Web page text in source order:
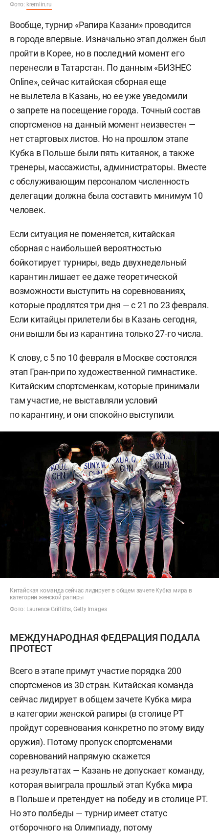
Фото: kremlin.ru
Вообще, турнир «Рапира Казани» проводится
в городе впервые. Изначально этап должен был
пройти в Корее, но в последний момент его
перенесли в Татарстан. По данным «БИЗНЕС
Online», сейчас китайская сборная еще
не вылетела в Казань, но ее уже уведомили
о запрете на посещение города. Точный состав
спортсменов на данный момент неизвестен —
нет стартовых листов. Но на прошлом этапе
Кубка в Польше были пять китаянок, а также
тренеры, массажисты, администраторы. Вместе
с обслуживающим персоналом численность
делегации должна была составить минимум 10
человек.
Если ситуация не поменяется, китайская
сборная с наибольшей вероятностью
бойкотирует турниры, ведь двухнедельный
карантин лишает ее даже теоретической
возможности выступить на соревнованиях,
которые продлятся три дня — с 21 по 23 февраля.
Если китайцы прилетели бы в Казань сегодня,
они вышли бы из карантина только 27-го числа.
К слову, с 5 по 10 февраля в Москве состоялся
этап Гран-при по художественной гимнастике.
Китайским спортсменкам, которые принимали
там участие, не выставляли условий
по карантину, и они спокойно выступили.
Китайская команда сейчас лидирует в общем зачете Кубка мира в
категории женской рапиры
Фото: Laurence Griffiths, Getty Images
МЕЖДУНАРОДНАЯ ФЕДЕРАЦИЯ ПОДАЛА
ПРОТЕСТ
Всего в этапе примут участие порядка 200
спортсменов из 30 стран. Китайская команда
сейчас лидирует в общем зачете Кубка мира
в категории женской рапиры (в столице РТ
пройдут соревнования конкретно по этому виду
оружия). Потому пропуск спортсменами
соревнований напрямую скажется
на результатах — Казань не допускает команду,
которая выиграла прошлый этап Кубка мира
в Польше и претендует на победу и в столице РТ.
Но это полбеды — турнир имеет статус
отборочного на Олимпиаду, потому